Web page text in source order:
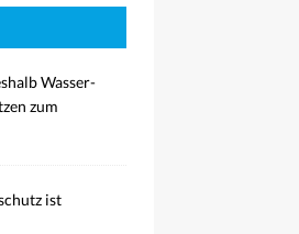
Wasser-
zum
ist